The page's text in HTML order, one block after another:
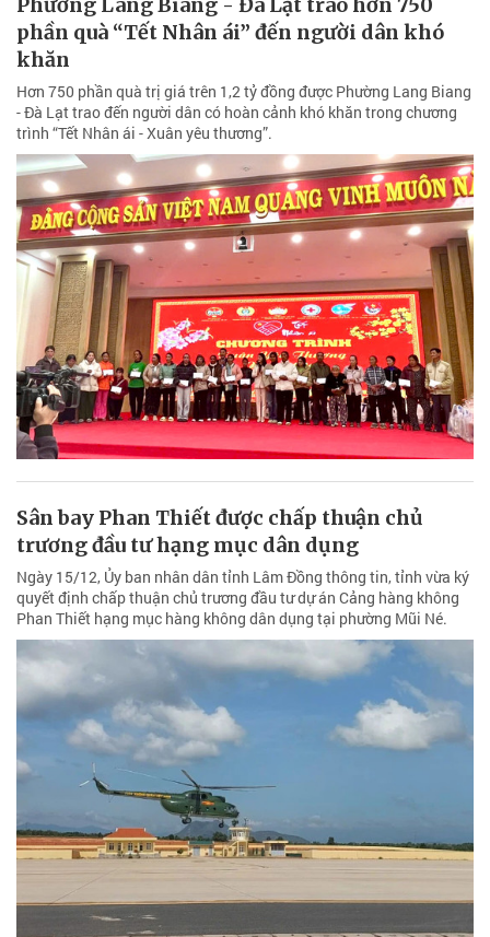
Phường Lang Biang - Đà Lạt trao hơn 750
phần quà “Tết Nhân ái” đến người dân khó
khăn
Hơn 750 phần quà trị giá trên 1,2 tỷ đồng được Phường Lang Biang
- Đà Lạt trao đến người dân có hoàn cảnh khó khăn trong chương
trình “Tết Nhân ái - Xuân yêu thương”.
Sân bay Phan Thiết được chấp thuận chủ
trương đầu tư hạng mục dân dụng
Ngày 15/12, Ủy ban nhân dân tỉnh Lâm Đồng thông tin, tỉnh vừa ký
quyết định chấp thuận chủ trương đầu tư dự án Cảng hàng không
Phan Thiết hạng mục hàng không dân dụng tại phường Mũi Né.